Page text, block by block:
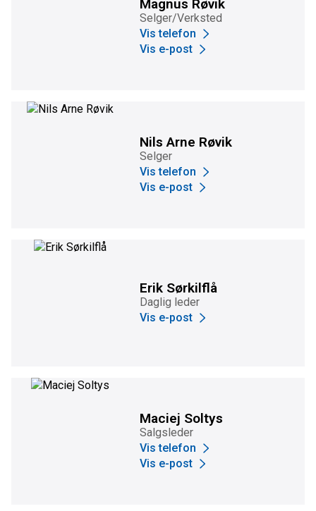
Magnus Røvik
Selger/Verksted
Vis telefon
Vis e-post
Nils Arne Røvik
Selger
Vis telefon
Vis e-post
Erik Sørkilflå
Daglig leder
Vis e-post
Maciej Soltys
Salgsleder
Vis telefon
Vis e-post